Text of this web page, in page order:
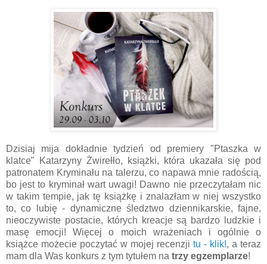
Dzisiaj mija dokładnie tydzień od premiery "Ptaszka w
klatce" Katarzyny Żwirełło, książki, która ukazała się pod
patronatem Kryminału na talerzu, co napawa mnie radością,
bo jest to kryminał wart uwagi! Dawno nie przeczytałam nic
w takim tempie, jak tę książkę i znalazłam w niej wszystko
to, co lubię - dynamiczne śledztwo dziennikarskie, fajne,
nieoczywiste postacie, których kreacje są bardzo ludzkie i
masę emocji! Więcej o moich wrażeniach i ogólnie o
książce możecie poczytać w mojej recenzji tu - klik!, a teraz
mam dla Was konkurs z tym tytułem na trzy egzemplarze!